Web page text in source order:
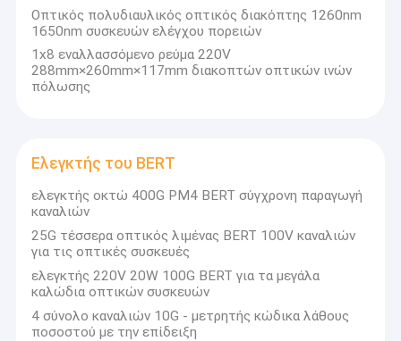
Οπτικός πολυδιαυλικός οπτικός διακόπτης 1260nm
1650nm συσκευών ελέγχου πορειών
1x8 εναλλασσόμενο ρεύμα 220V
288mm×260mm×117mm διακοπτών οπτικών ινών
πόλωσης
Ελεγκτής του BERT
ελεγκτής οκτώ 400G PM4 BERT σύγχρονη παραγωγή
καναλιών
25G τέσσερα οπτικός λιμένας BERT 100V καναλιών
για τις οπτικές συσκευές
ελεγκτής 220V 20W 100G BERT για τα μεγάλα
καλώδια οπτικών συσκευών
4 σύνολο καναλιών 10G - μετρητής κώδικα λάθους
ποσοστού με την επίδειξη